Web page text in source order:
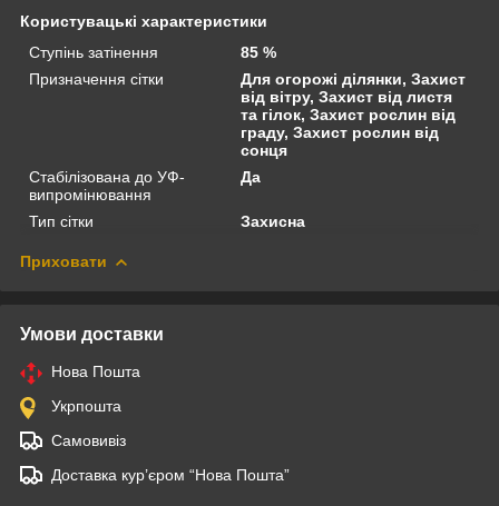
Користувацькі характеристики
Ступінь затінення
85 %
Призначення сітки
Для огорожі ділянки, Захист
від вітру, Захист від листя
та гілок, Захист рослин від
граду, Захист рослин від
сонця
Стабілізована до УФ-
випромінювання
Да
Тип сітки Захисна
Приховати
Умови доставки
Нова Пошта
Укрпошта
Самовивіз
Доставка кур’єром “Нова Пошта”